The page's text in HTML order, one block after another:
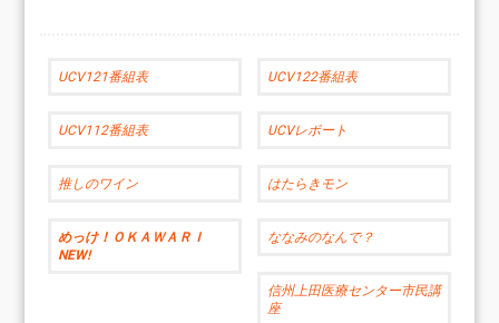
UCV121番組表 UCV122番組表
UCV112番組表 UCVレポート
推しのワイン はたらきモン
めっけ！ＯＫＡＷＡＲＩ
NEW!
ななみのなんで？
信州上田医療センター市民講
座